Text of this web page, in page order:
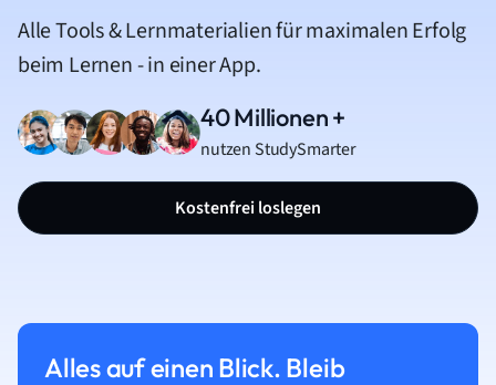
Alle Tools & Lernmaterialien für maximalen Erfolg
beim Lernen - in einer App.
40 Millionen +
nutzen StudySmarter
Kostenfrei loslegen
Alles auf einen Blick. Bleib